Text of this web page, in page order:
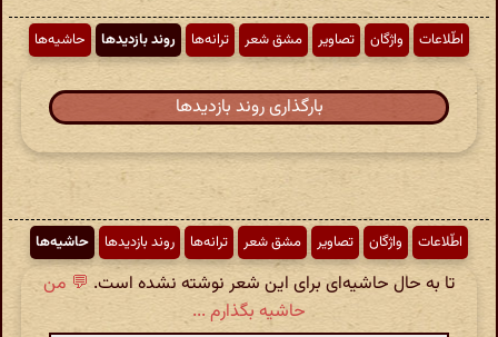
اطّلاعات واژگان تصاویر مشق شعر ترانه‌ها روند بازدیدها حاشیه‌ها
بارگذاری روند بازدیدها
اطّلاعات واژگان تصاویر مشق شعر ترانه‌ها روند بازدیدها حاشیه‌ها
تا به حال حاشیه‌ای برای این شعر نوشته نشده است. 💬 من
حاشیه بگذارم ...